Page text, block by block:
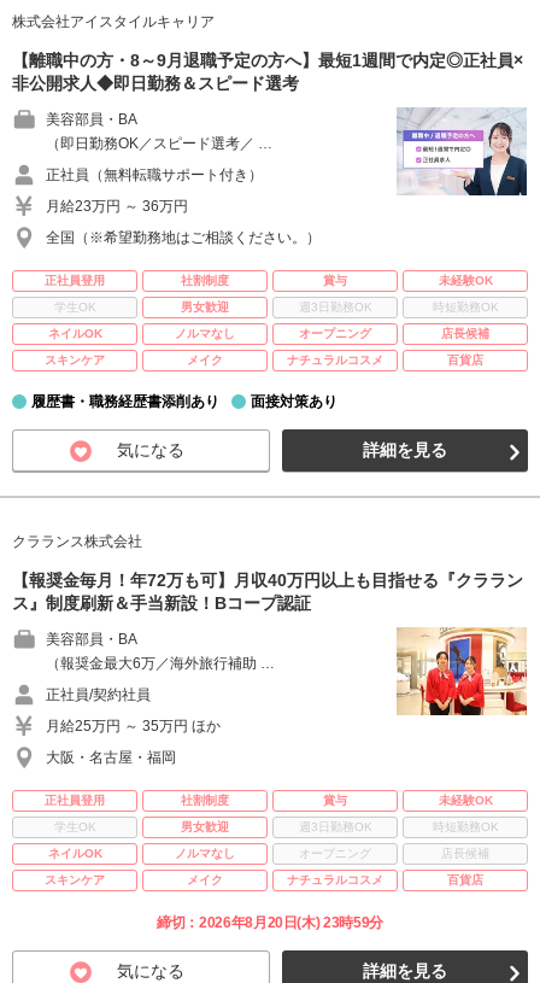
株式会社アイスタイルキャリア
【離職中の方・8～9月退職予定の方へ】最短1週間で内定◎正社員×
非公開求人◆即日勤務＆スピード選考
美容部員・BA
（即日勤務OK／スピード選考／ …
正社員（無料転職サポート付き）
月給23万円 ～ 36万円
全国（※希望勤務地はご相談ください。）
正社員登用 社割制度 賞与
未経験OK
学生OK
男女歓迎 週3日勤務OK
時短勤務OK
ネイルOK
ノルマなし オープニング
店長候補
スキンケア
メイク ナチュラルコスメ 百貨店
履歴書・職務経歴書添削あり 面接対策あり
気になる 詳細を見る
クラランス株式会社
【報奨金毎月！年72万も可】月収40万円以上も目指せる『クララン
ス』制度刷新＆手当新設！Bコープ認証
美容部員・BA
（報奨金最大6万／海外旅行補助 …
正社員/契約社員
月給25万円 ～ 35万円 ほか
大阪・名古屋・福岡
正社員登用 社割制度 賞与
未経験OK
学生OK
男女歓迎 週3日勤務OK
時短勤務OK
ネイルOK
ノルマなし オープニング
店長候補
スキンケア
メイク ナチュラルコスメ 百貨店
締切：2026年8月20日(木) 23時59分
気になる 詳細を見る